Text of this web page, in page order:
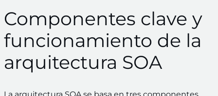
Componentes clave y
funcionamiento de la
arquitectura SOA